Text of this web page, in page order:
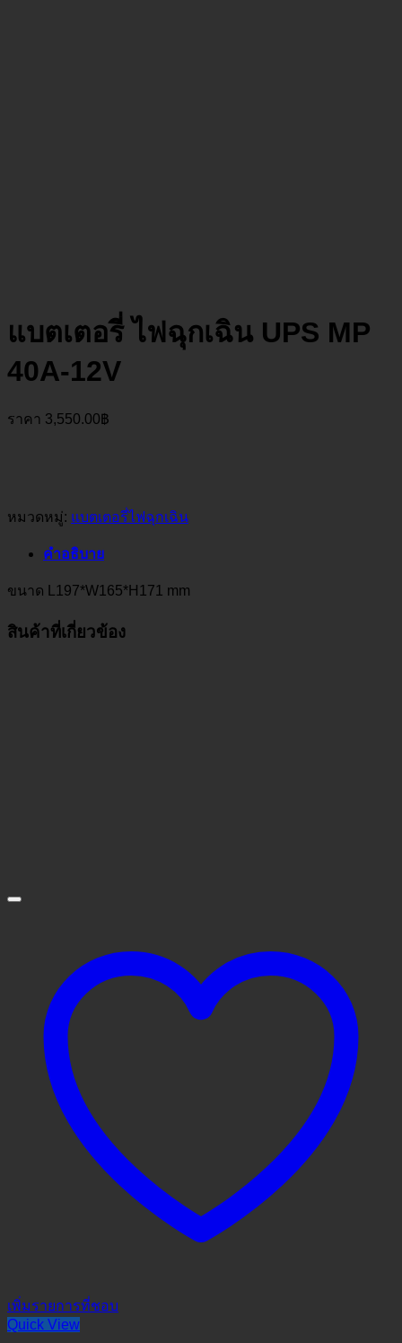
แบตเตอรี่ ไฟฉุกเฉิน UPS MP
40A-12V
ราคา 3,550.00฿
หมวดหมู่: แบตเตอรี่ไฟฉุกเฉิน
คำอธิบาย
ขนาด L197*W165*H171 mm
สินค้าที่เกี่ยวข้อง
เพิ่มรายการที่ชอบ
Quick View